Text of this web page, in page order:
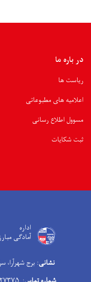
در باره ما
ریاست ها
اعلامیه های مطبوعاتی
مسوول اطلاع رسانی
ثبت شکایات
اداره
آمادگی
نشانی: برج شهرآرا،